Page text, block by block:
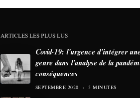
ARTICLES LES PLUS LUS
Covid-19: l’urgence d’intégrer
genre dans l’analyse de la
conséquences
SEPTEMBRE 2020 5 MINUTES